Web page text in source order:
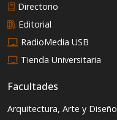
Directorio
Editorial
RadioMedia USB
Tienda Universitaria
Facultades
Arquitectura, Arte y Diseño